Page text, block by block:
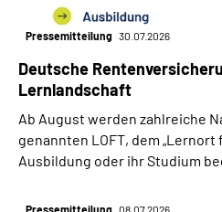
Pressemitteilung 30.07.2026
Deutsche
Lernlandschaft
Ab August werden zahlreiche
genannten LOFT, dem „Lernort
Ausbildung oder ihr Studium